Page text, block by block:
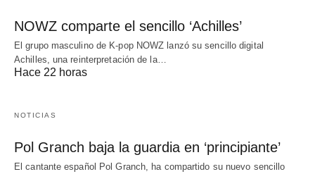
NOWZ comparte el sencillo ‘Achilles’
El grupo masculino de K-pop NOWZ lanzó su sencillo digital
Achilles, una reinterpretación de la…
Hace 22 horas
NOTICIAS
Pol Granch baja la guardia en ‘principiante’
El cantante español Pol Granch, ha compartido su nuevo sencillo